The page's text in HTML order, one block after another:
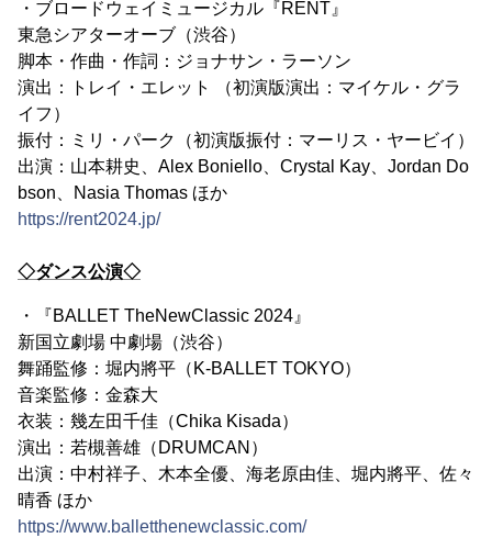
・ブロードウェイミュージカル『RENT』
東急シアターオーブ（渋谷）
脚本・作曲・作詞：ジョナサン・ラーソン
演出：トレイ・エレット （初演版演出：マイケル・グラ
イフ）
振付：ミリ・パーク（初演版振付：マーリス・ヤービイ）
出演：山本耕史、Alex Boniello、Crystal Kay、Jordan Do
bson、Nasia Thomas ほか
https://rent2024.jp/
◇ダンス公演◇
・『BALLET TheNewClassic 2024』
新国立劇場 中劇場（渋谷）
舞踊監修：堀内將平（K-BALLET TOKYO） ​
音楽監修：金森大
衣装：幾左田千佳（Chika Kisada） ​
演出：若槻善雄（DRUMCAN） ​
出演：中村祥子、木本全優、海老原由佳、堀内將平、佐々
晴香 ほか
https://www.balletthenewclassic.com/